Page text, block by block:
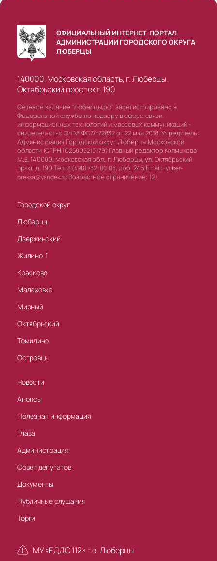
ОФИЦИАЛЬНЫЙ ИНТЕРНЕТ-ПОРТАЛ
АДМИНИСТРАЦИИ ГОРОДСКОГО ОКРУГА
ЛЮБЕРЦЫ
140000, Московская область, г. Люберцы,
Октябрьский проспект, 190
Сетевое издание "люберцы.рф" зарегистрировано в
Федеральной службе по надзору в сфере связи,
информационных технологий и массовых коммуникаций -
свидетельство Эл № ФС77-72832 от 22 мая 2018. Учредитель:
Администрация Городской округ Люберцы Московской
области (ОГРН 1025003213179) Главный редактор Колмыкова
М.Е. 140000, Московская обл., г. Люберцы, ул. Октябрьский
пр-кт, д. 190 Тел. 8 (498) 732-80-08, доб. 246 Email: lyuber-
pressa@yandex.ru Возрастное ограничение: 12+
Городской округ
Люберцы
Дзержинский
Жилино-1
Красково
Малаховка
Мирный
Октябрьский
Томилино
Островцы
Новости
Анонсы
Полезная информация
Глава
Администрация
Совет депутатов
Документы
Публичные слушания
Торги
МУ «ЕДДС 112» г.о. Люберцы